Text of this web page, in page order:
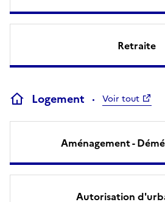
Retraite
Logement Voir tout
Aménagement -
Autorisation